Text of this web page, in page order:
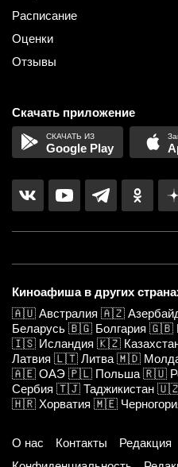
Расписание
Оценки
Отзывы
Скачать приложение
Google Play
Киноафиша в других
🇦🇺 Австралия 🇦🇿
Беларусь 🇧🇬 Болгария 🇬🇧
🇮🇸 Исландия 🇰🇿
Латвия 🇱🇹 Литва 🇲🇩
🇦🇪 ОАЭ 🇵🇱 Польша 🇷🇺
Сербия 🇹🇯 Таджикистан
🇭🇷 Хорватия 🇲🇪
О нас Контакты Редакция